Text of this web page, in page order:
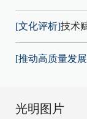
[文化评析]技术
[推动高质量发
光明图片